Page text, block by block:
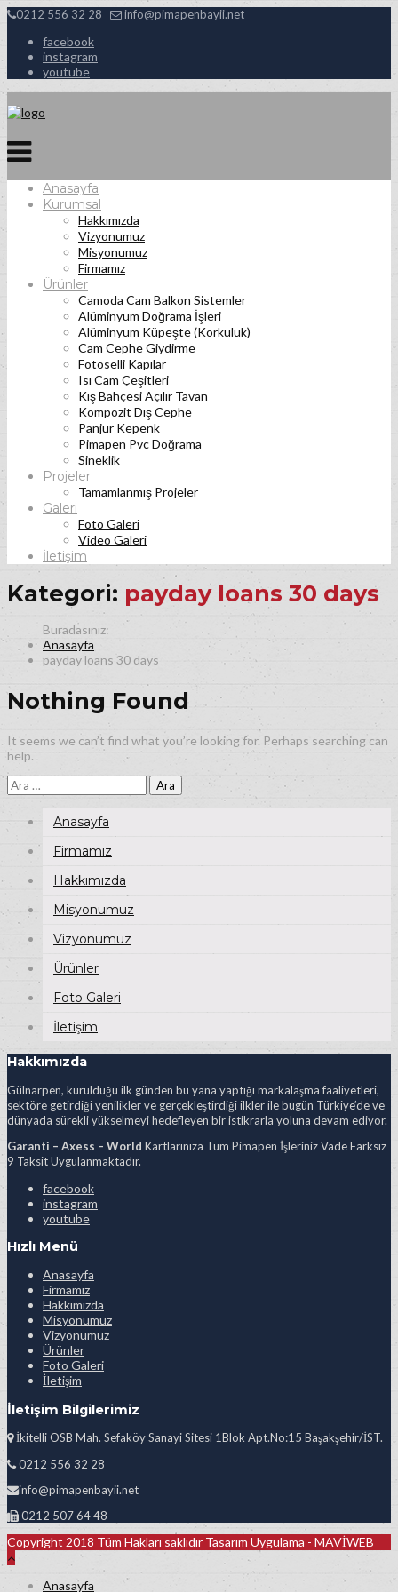
0212 556 32 28 info@pimapenbayii.net
facebook
instagram
youtube
Anasayfa
Kurumsal
Hakkımızda
Vizyonumuz
Misyonumuz
Firmamız
Ürünler
Camoda Cam Balkon Sistemler
Alüminyum Doğrama İşleri
Alüminyum Küpeşte (Korkuluk)
Cam Cephe Giydirme
Fotoselli Kapılar
Isı Cam Çeşitleri
Kış Bahçesi Açılır Tavan
Kompozit Dış Cephe
Panjur Kepenk
Pimapen Pvc Doğrama
Sineklik
Projeler
Tamamlanmış Projeler
Galeri
Foto Galeri
Video Galeri
İletişim
Kategori: payday loans 30 days
Anasayfa
payday loans 30 days
Nothing Found
It seems we can’t find what you’re looking for. Perhaps searching can
help.
Arama:
Anasayfa
Firmamız
Hakkımızda
Misyonumuz
Vizyonumuz
Ürünler
Foto Galeri
İletişim
Hakkımızda
Gülnarpen, kurulduğu ilk günden bu yana yaptığı markalaşma faaliyetleri,
sektöre getirdiği yenilikler ve gerçekleştirdiği ilkler ile bugün Türkiye’de ve
dünyada sürekli yükselmeyi hedefleyen bir istikrarla yoluna devam ediyor.
Garanti – Axess – World Kartlarınıza Tüm Pimapen İşleriniz Vade Farksız
9 Taksit Uygulanmaktadır.
facebook
instagram
youtube
Hızlı Menü
Anasayfa
Firmamız
Hakkımızda
Misyonumuz
Vizyonumuz
Ürünler
Foto Galeri
İletişim
İletişim Bilgilerimiz
İkitelli OSB Mah. Sefaköy Sanayi Sitesi 1Blok Apt.No:15 Başakşehir/İST.
0212 556 32 28
info@pimapenbayii.net
0212 507 64 48
Copyright 2018 Tüm Hakları saklıdır Tasarım Uygulama - MAVİWEB
Anasayfa